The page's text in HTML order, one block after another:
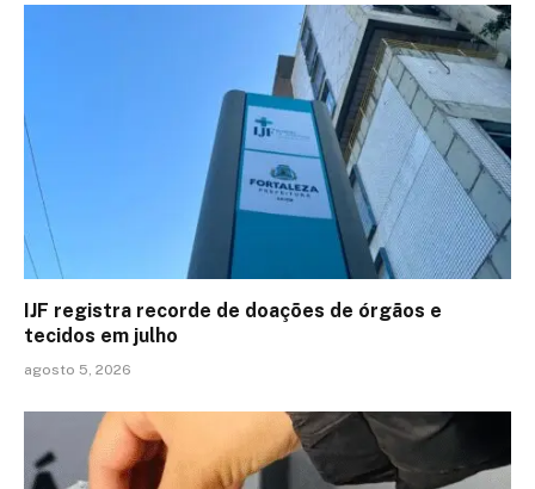
IJF registra recorde de doações de órgãos e
tecidos em julho
agosto 5, 2026